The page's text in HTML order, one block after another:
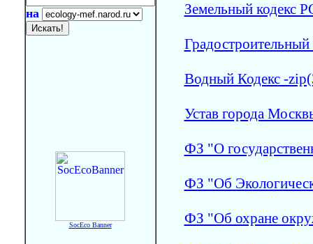
на
SocEco Banner
Земельный кодекс
Водный Кодекс -
Устав города
ФЗ "О
ФЗ "Об
ФЗ "Об охране